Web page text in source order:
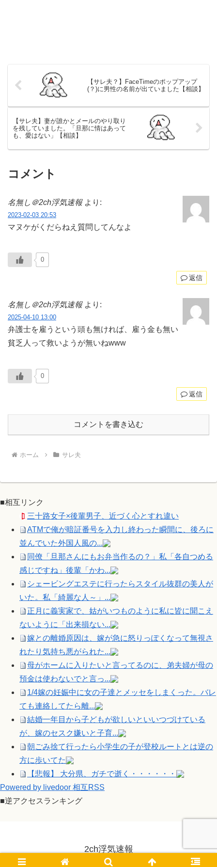
【サレ夫？】FaceTimeのポップアップ
(？)に男性の名前が出ていました【相談】
【サレ夫】妻が誰かとメールのやり取り
を残していました。「旦那に情はあって
も、愛はない」【相談】
コメント
名無し＠2ch浮気速報 より:
2023-02-03 20:53
マヌケがくだらねえ質問してんなよ
0
返信
名無し＠2ch浮気速報 より:
2025-04-10 13:00
弁護士を雇うという頭も無ければ、雇う金も無い
貧乏人って救いようが無いねwww
0
返信
コメントを書き込む
ホーム サレ夫
■相互リンク
三十路女子×後輩男子、近づく心とすれ違い
ATMで俺が暗証番号を入力し終わった瞬間に、後ろに
並んでいた外国人風の...
同僚「旦那さんにもお弁当作るの？」私「各自つめる
感じですね」後輩「かわ...
シェービングエステに行ったらスタイル抜群の美人が
いた。私「綺麗な人～」...
正月に義実家で、姑がいつものように私に皆に聞こえ
ないように「出来損ない...
嫁との離婚原因は、嫁が急に怒りっぽくなって無視さ
れたり気持ち悪がられた...
母がホームに入りたいと言ってるのに、弟夫婦が母の
預金は使わないでと言っ...
1/4嫁の妊娠中に女の子達とメッセをしまくった。バレ
ても連絡してたら離...
結婚一年目から子どもが欲しいといいつづけている
が、嫁のセスク嫌いと子育...
朝ごみ捨て行ったら小学生の子が登校ルートとは逆の
方に歩いてた
【悲報】 大分県、ガチで逝く・・・・・・
Powered by livedoor 相互RSS
■逆アクセスランキング
2ch浮気速報
© 2014-2026 2ch浮気速報.